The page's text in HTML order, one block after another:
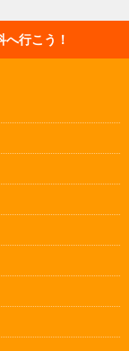
行こう！